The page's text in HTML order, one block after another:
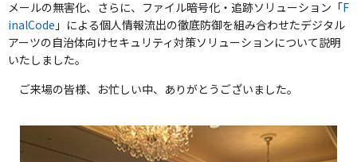
メールの無害化、さらに、ファイル暗号化・追跡ソリューション「F
inalCode 」による個人情報流出の徹底防御を組み合わせたデジタル
アーツの自治体向けセキュリティ対策ソリューションについて説明
いたしました。
ご来場の皆様、お忙しい中、ありがとうございました。